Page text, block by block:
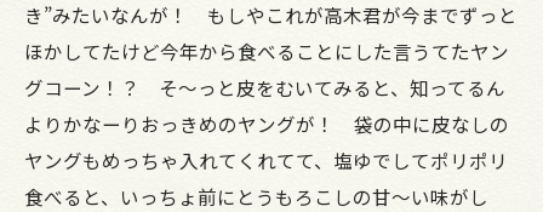
き”みたいなんが！ もしやこれが高木君が今までずっと
ほかしてたけど今年から食べることにした言うてたヤン
グコーン！？ そ～っと皮をむいてみると、知ってるん
よりかなーりおっきめのヤングが！ 袋の中に皮なしの
ヤングもめっちゃ入れてくれてて、塩ゆでしてポリポリ
食べると、いっちょ前にとうもろこしの甘～い味がし